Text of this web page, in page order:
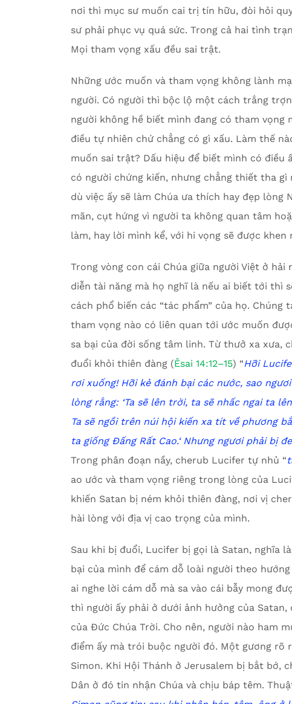
nơi thì mục sư muốn cai trị tín hữu, đòi hỏi
sư phải phục vụ quá sức. Trong cả hai tình
Mọi tham vọng xấu đều sai trật.
Những ước muốn và tham vọng không lành
người. Có người thì bộc lộ một cách trắng
người không hề biết mình đang có tham vọng
điều tự nhiên chứ chẳng có gì xấu. Làm thế
muốn sai trật? Dấu hiệu để biết mình có điều
có người chứng kiến, nhưng chẳng thiết tha
dù việc ấy sẽ làm Chúa ưa thích hay đẹp
mãn, cụt hứng vì người ta không quan tâm
làm, hay lời mình kể, với hi vọng sẽ được khen
Trong vòng con cái Chúa giữa người Việt ở
diễn tài năng mà họ nghĩ là nếu ai biết tới thì
cách phổ biến các “tác phẩm” của họ.
tham vọng nào có liên quan tới ước muốn
sa bại của đời sống tâm linh. Từ thưở xa xưa,
đuổi khỏi thiên đàng (Êsai 14:12–15) “Hỡi
rơi xuống! Hỡi kẻ đánh bại các nước, sao
lòng rằng:‘Ta sẽ lên trời, ta sẽ nhấc ngai ta lên
Ta sẽ ngồi trên núi hội kiến xa tít về phương
ta giống Đấng Rất Cao.‘ Nhưng ngươi phải bị
Trong phân đoạn nầy, cherub Lucifer tự nhủ “
ao ước và tham vọng riêng trong lòng của
khiến Satan bị ném khỏi thiên đàng, nơi vị
hài lòng với địa vị cao trọng của mình.
Sau khi bị đuổi, Lucifer bị gọi là Satan, nghĩa
bại của mình để cám dỗ loài người theo
ai nghe lời cám dỗ mà sa vào cái bẫy mong
thì người ấy phải ở dưới ảnh hưởng của
của Đức Chúa Trời. Cho nên, người nào ham
điểm ấy mà trói buộc người đó. Một gương rõ
Simon. Khi Hội Thánh ở Jerusalem bị bắt bớ,
Dân ở đó tin nhận Chúa và chịu báp têm.